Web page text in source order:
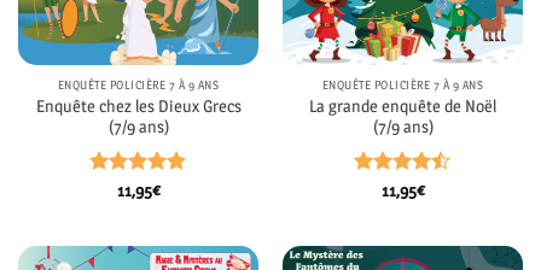
ENQUÊTE POLICIÈRE 7 À 9 ANS
Enquête chez les Dieux Grecs
(7/9 ans)
Note4.8
11,95€
ENQUÊTE POLICIÈRE 7 À 9 ANS
La grande enquête de Noël
(7/9 ans)
Note4.43
11,95€